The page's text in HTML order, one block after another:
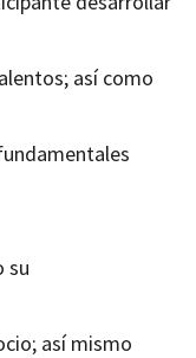
así como
su
así mismo